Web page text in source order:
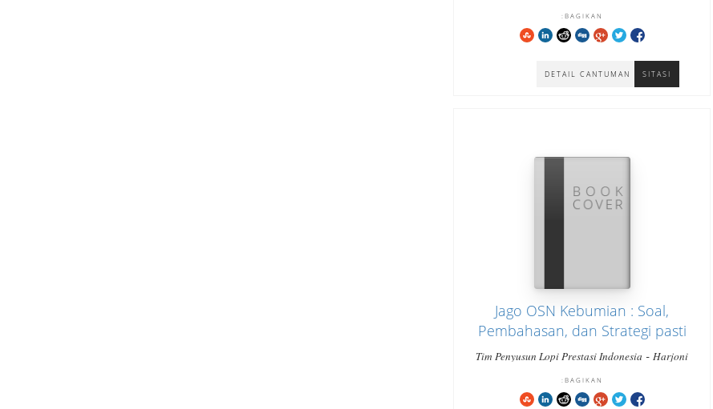
Sederajat
DETAIL CANTUMAN SITASI
BAGIKAN:
Jago OSN Kebumian : Soal,
Pembahasan, dan Strategi pasti
bisa cara cepat paham dan
Sederajat
Tim Penyusun Lopi Prestasi Indonesia - Harjoni
BAGIKAN: